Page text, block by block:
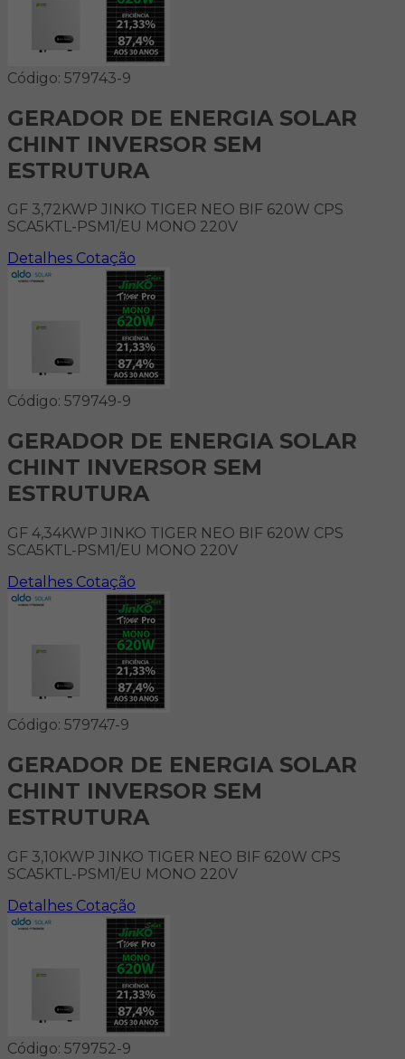
Código: 579743-9
GERADOR DE ENERGIA SOLAR
CHINT INVERSOR SEM
ESTRUTURA
GF 3,72KWP JINKO TIGER NEO BIF 620W CPS
SCA5KTL-PSM1/EU MONO 220V
Detalhes Cotação
Código: 579749-9
GERADOR DE ENERGIA SOLAR
CHINT INVERSOR SEM
ESTRUTURA
GF 4,34KWP JINKO TIGER NEO BIF 620W CPS
SCA5KTL-PSM1/EU MONO 220V
Detalhes Cotação
Código: 579747-9
GERADOR DE ENERGIA SOLAR
CHINT INVERSOR SEM
ESTRUTURA
GF 3,10KWP JINKO TIGER NEO BIF 620W CPS
SCA5KTL-PSM1/EU MONO 220V
Detalhes Cotação
Código: 579752-9